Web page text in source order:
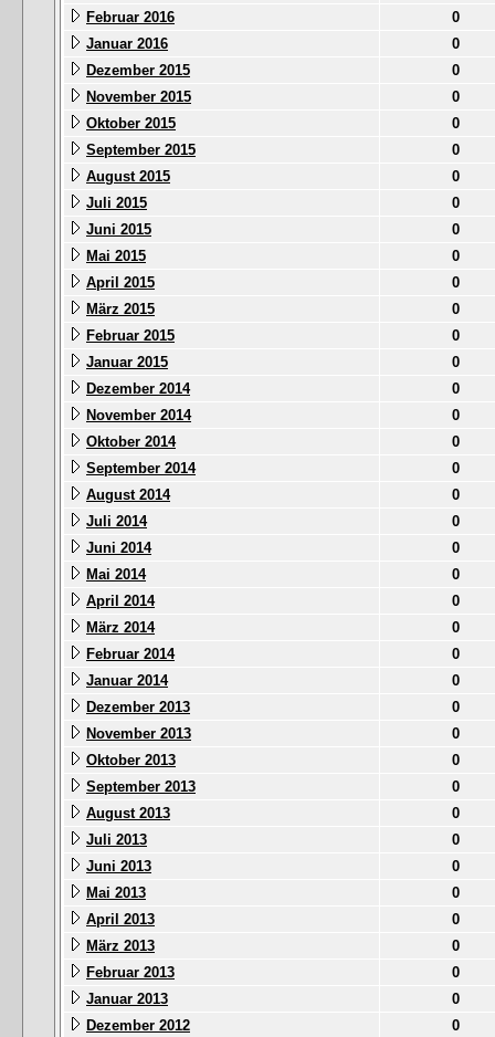
Februar 2016
0
Januar 2016
0
Dezember 2015
0
November 2015
0
Oktober 2015
0
September 2015
0
August 2015
0
Juli 2015
0
Juni 2015
0
Mai 2015
0
April 2015
0
März 2015
0
Februar 2015
0
Januar 2015
0
Dezember 2014
0
November 2014
0
Oktober 2014
0
September 2014
0
August 2014
0
Juli 2014
0
Juni 2014
0
Mai 2014
0
April 2014
0
März 2014
0
Februar 2014
0
Januar 2014
0
Dezember 2013
0
November 2013
0
Oktober 2013
0
September 2013
0
August 2013
0
Juli 2013
0
Juni 2013
0
Mai 2013
0
April 2013
0
März 2013
0
Februar 2013
0
Januar 2013
0
Dezember 2012
0